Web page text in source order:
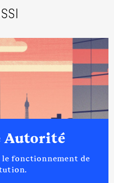
Autorité
fonctionnement de